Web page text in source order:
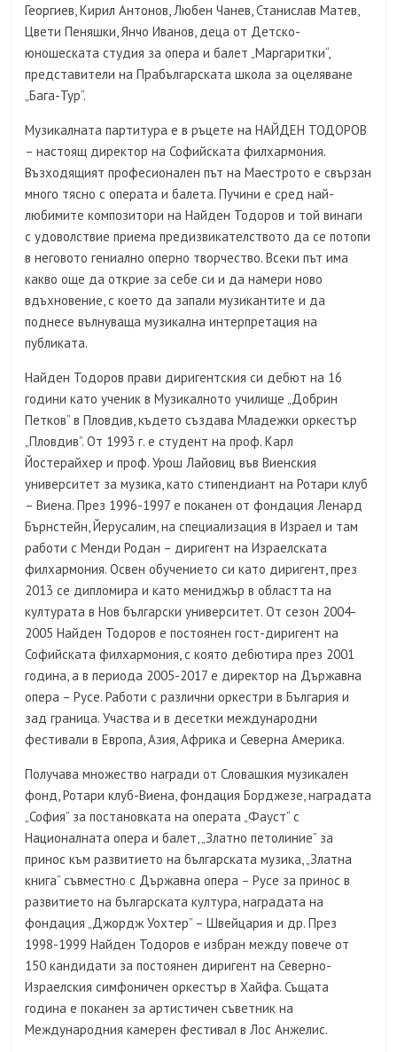
Георгиев, Кирил Антонов, Любен Чанев, Станислав Матев,
Цвети Пеняшки, Янчо Иванов, деца от Детско-
юношеската студия за опера и балет „Маргаритки“,
представители на Прабългарската школа за оцеляване
„Бага-Тур“.
Музикалната партитура е в ръцете на НАЙДЕН ТОДОРОВ
– настоящ директор на Софийската филхармония.
Възходящият професионален път на Маестрото е свързан
много тясно с операта и балета. Пучини е сред най-
любимите композитори на Найден Тодоров и той винаги
с удоволствие приема предизвикателството да се потопи
в неговото гениално оперно творчество. Всеки път има
какво още да открие за себе си и да намери ново
вдъхновение, с което да запали музикантите и да
поднесе вълнуваща музикална интерпретация на
публиката.
Найден Тодоров прави диригентския си дебют на 16
години като ученик в Музикалното училище „Добрин
Петков” в Пловдив, където създава Младежки оркестър
„Пловдив”. От 1993 г. е студент на проф. Карл
Йостерайхер и проф. Урош Лайовиц във Виенския
университет за музика, като стипендиант на Ротари клуб
– Виена. През 1996-1997 е поканен от фондация Ленард
Бърнстейн, Йерусалим, на специализация в Израел и там
работи с Менди Родан – диригент на Израелската
филхармония. Освен обучението си като диригент, през
2013 се дипломира и като мениджър в областта на
културата в Нов български университет. От сезон 2004-
2005 Найден Тодоров е постоянен гост-диригент на
Софийската филхармония, с която дебютира през 2001
година, а в периода 2005-2017 е директор на Държавна
опера – Русе. Работи с различни оркестри в България и
зад граница. Участва и в десетки международни
фестивали в Европа, Азия, Африка и Северна Америка.
Получава множество награди от Словашкия музикален
фонд, Ротари клуб-Виена, фондация Борджезе, наградата
„София” за постановката на операта „Фауст” с
Националната опера и балет, „Златно петолиние” за
принос към развитието на българската музика, „Златна
книга“ съвместно с Държавна опера – Русе за принос в
развитието на българската култура, наградата на
фондация „Джордж Уохтер” – Швейцария и др. През
1998-1999 Найден Тодоров е избран между повече от
150 кандидати за постоянен диригент на Северно-
Израелския симфоничен оркестър в Хайфа. Същата
година е поканен за артистичен съветник на
Международния камерен фестивал в Лос Анжелис.